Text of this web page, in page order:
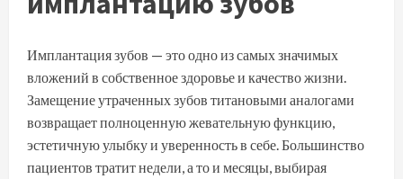
Имплантация зубов — это одно из самых значимых
вложений в собственное здоровье и качество жизни.
Замещение утраченных зубов титановыми аналогами
возвращает полноценную жевательную функцию,
эстетичную улыбку и уверенность в себе. Большинство
пациентов тратит недели, а то и месяцы, выбирая